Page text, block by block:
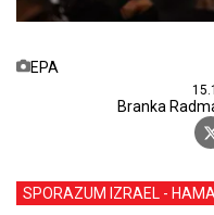
EPA
Branka
SPORAZUM IZRAEL -